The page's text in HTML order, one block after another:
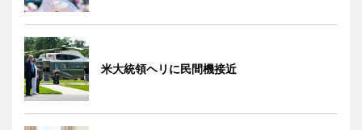
米大統領ヘリに民間機接近